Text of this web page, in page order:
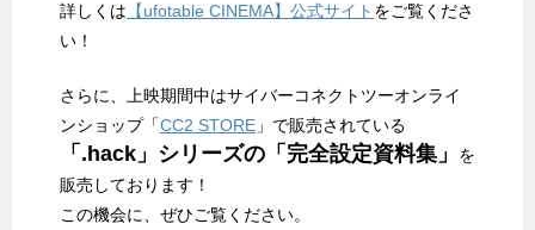
詳しくは 【ufotable CINEMA】公式サイト をご覧くださ
い！
さらに、上映期間中はサイバーコネクトツーオンライ
ンショップ「CC2 STORE 」で販売されている
「.hack」シリーズの「完全設定資料集」
を
販売しております！
この機会に、ぜひご覧ください。